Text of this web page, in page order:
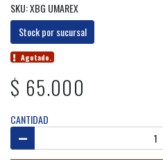
SKU: XBG UMAREX
Stock por sucursal
Agotado.
$ 65.000
CANTIDAD